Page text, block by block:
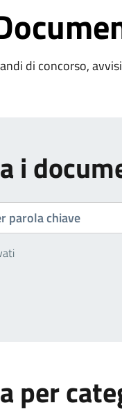
di concorso,
i
per